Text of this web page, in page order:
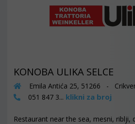
KONOBA ULIKA SELCE
Emila Antića 25, 51266 -
051 847 3... klikni za broj
Restaurant near the sea, mesni, riblji,